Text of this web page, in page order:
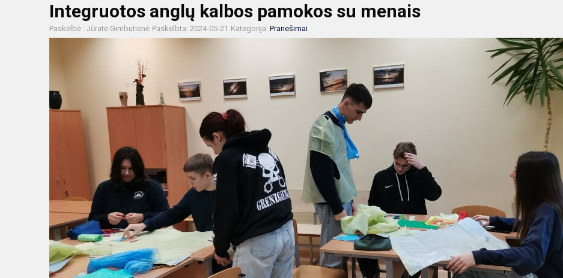
Integruotos anglų kalbos pamokos su menais
Paskelbė : Jūratė Gimbutienė Paskelbta: 2024-05-21 Kategorija: Pranešimai